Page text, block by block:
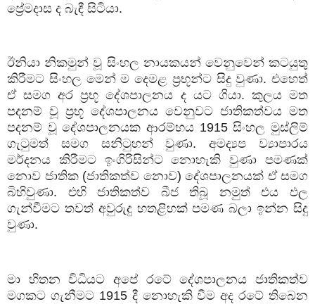
ප්‍රේමදාස ද බැඳී සිටියා.
ඊනියා නිකමුන් වූ සිංහල නායකයන් වෙනුවෙන් කටයුතු
කිරීමට සිංහල මෙන් ම දෙමළ ප්‍රභූන්ට සිදු වුණා. එහෙත්
ඒ සමග අර ප්‍රභූ දේශපාලනය ද යට ගියා. කුලය මත
පදනම් වූ ප්‍රභූ දේශපාලනය වෙනුවට ජාතිකත්වය මත
පදනම් වූ දේශපාලනයක ආරම්භය 1915 සිංහල මුස්ලිම්
ගැටුමත් සමග සනිටුහන් වුණා. අමද්‍යප ව්‍යාපාරය
මර්දනය කිරීමට ඉංගිරිසින්ට නොහැකි වුණා පමණක්
නොව ජාතික (ජාතිකත්ව නොව) දේශපාලනයක් ඒ සමග
බිහිවුණා. එහි ජාතිකත්ව බීජ තිබූ නමුත් එය ඵල
ගැන්වීමට තවත් අවුරුදු හතළිහක් පමණ බලා ඉන්න සිදු
වුණා.
මා හිතන විධියට අපේ රටේ දේශපාලනය ජාතිකත්ව
මගකට ගැනීමට 1915 දී නොහැකි වීම අද රටේ තිබෙන